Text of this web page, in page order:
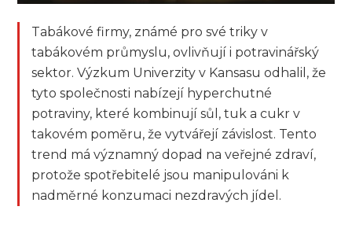
Tabákové firmy, známé pro své triky v
tabákovém průmyslu, ovlivňují i potravinářský
sektor. Výzkum Univerzity v Kansasu odhalil, že
tyto společnosti nabízejí hyperchutné
potraviny, které kombinují sůl, tuk a cukr v
takovém poměru, že vytvářejí závislost. Tento
trend má významný dopad na veřejné zdraví,
protože spotřebitelé jsou manipulováni k
nadměrné konzumaci nezdravých jídel.